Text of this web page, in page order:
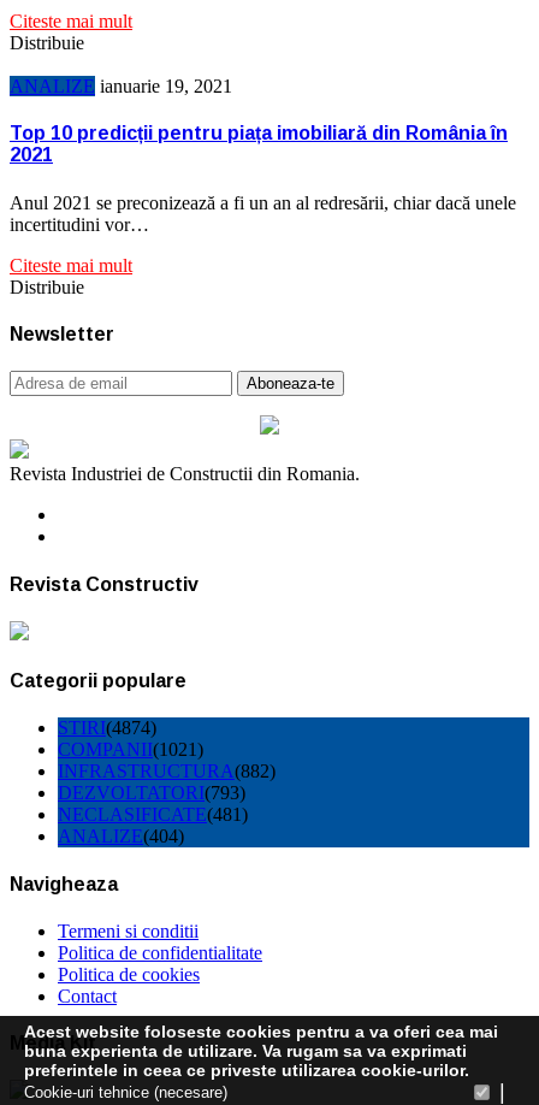
Citeste mai mult
Distribuie
ANALIZE ianuarie 19, 2021
Top 10 predicții pentru piața imobiliară din România în
2021
Anul 2021 se preconizează a fi un an al redresării, chiar dacă unele
incertitudini vor…
Citeste mai mult
Distribuie
Newsletter
Revista Industriei de Constructii din Romania.
Revista Constructiv
Categorii populare
STIRI(4874)
COMPANII(1021)
INFRASTRUCTURA(882)
DEZVOLTATORI(793)
NECLASIFICATE(481)
ANALIZE(404)
Navigheaza
Termeni si conditii
Politica de confidentialitate
Politica de cookies
Contact
Media Kit
Acest website foloseste cookies pentru a va oferi cea mai
buna experienta de utilizare. Va rugam sa va exprimati
preferintele in ceea ce priveste utilizarea cookie-urilor.
Cookie-uri tehnice (necesare)